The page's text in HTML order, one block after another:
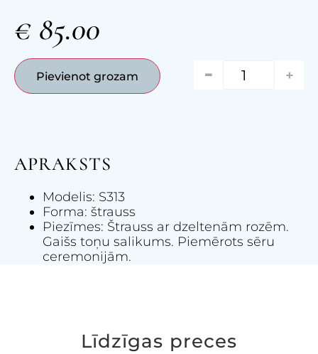
€ 85.00
- +
Pievienot grozam
APRAKSTS
Modelis: S313
Forma: štrauss
Piezīmes: Štrauss ar dzeltenām rozēm.
Gaišs toņu salikums. Piemērots sēru
ceremonijām.
Līdzīgas preces